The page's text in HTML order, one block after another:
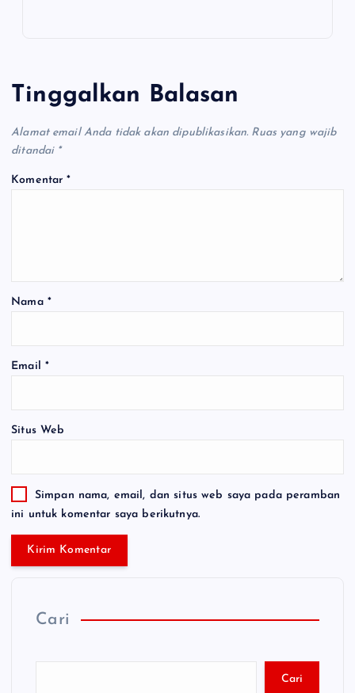
Tinggalkan Balasan
Alamat email Anda tidak akan dipublikasikan. Ruas yang wajib
ditandai *
Komentar*
Nama *
Email *
Situs Web
Simpan nama, email, dan situs web saya pada peramban
ini untuk komentar saya berikutnya.
Cari
Cari